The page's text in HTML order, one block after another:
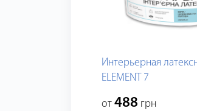
Интерьерная
ELEMENT 7
от 488 грн